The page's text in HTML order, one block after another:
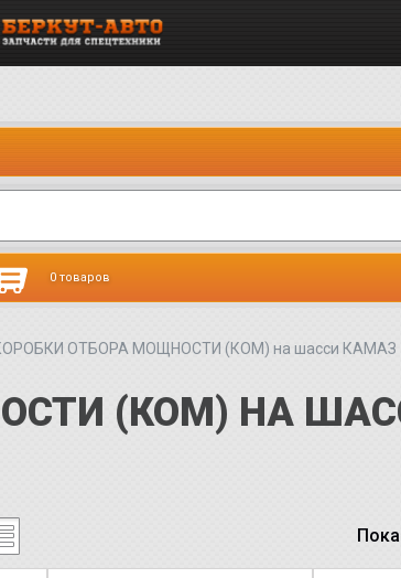
0 товаров
ОТБОРА МОЩНОСТИ (КОМ) на шасси КАМАЗ
(КОМ) НА